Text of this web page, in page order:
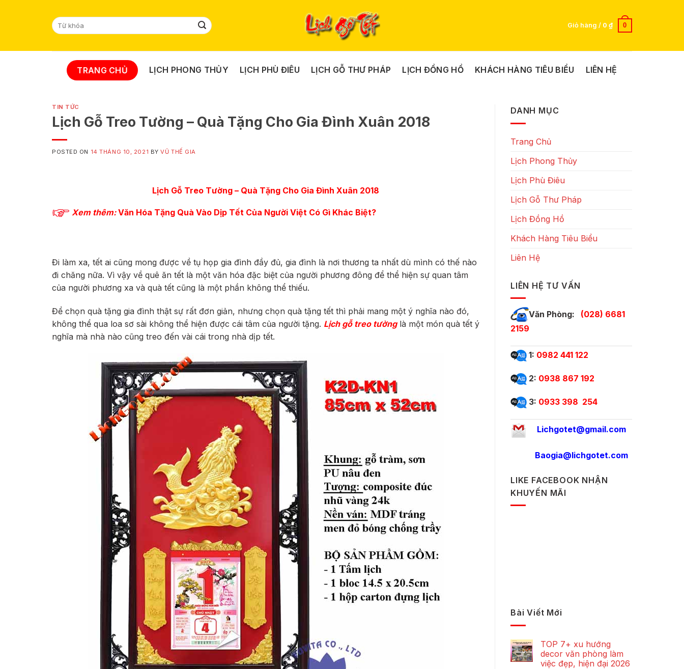
Tìm
kiếm:
Giỏ hàng / 0 ₫ 0
TRANG CHỦ LỊCH PHONG THỦY LỊCH PHÙ ĐIÊU LỊCH GỖ THƯ PHÁP LỊCH ĐỒNG HỒ KHÁCH HÀNG TIÊU BIỂU LIÊN HỆ
TIN TỨC
Lịch Gỗ Treo Tường – Quà Tặng Cho Gia Đình Xuân 2018
POSTED ON 14 THÁNG 10, 2021 BYVŨ THẾ GIA
Lịch Gỗ Treo Tường – Quà Tặng Cho Gia Đình Xuân 2018
Xem thêm:Văn Hóa Tặng Quà Vào Dịp Tết Của Người Việt Có Gì Khác Biệt?
Đi làm xa, tết ai cũng mong được về tụ họp gia đình đầy đủ, gia đình là nơi thương ta nhất dù mình có thế nào
đi chăng nữa. Vì vậy về quê ăn tết là một văn hóa đặc biệt của người phương đông để thể hiện sự quan tâm
của người phương xa và quà tết cũng là một phần không thể thiếu.
Để chọn quà tặng gia đình thật sự rất đơn giản, nhưng chọn quà tặng tết thì phải mang một ý nghĩa nào đó,
không thể qua loa sơ sài không thể hiện được cái tâm của người tặng. Lịch gỗ treo tườnglà một món quà tết ý
nghĩa mà nhà nào cũng treo đến vài cái trong nhà dịp tết.
DANH MỤC
Trang Chủ
Lịch Phong Thủy
Lịch Phù Điêu
Lịch Gỗ Thư Pháp
Lịch Đồng Hồ
Khách Hàng Tiêu Biểu
Liên Hệ
LIÊN HỆ TƯ VẤN
Văn Phòng: (028) 6681
2159
1: 0982 441 122
2: 0938 867 192
3: 0933 398 254
Lichgotet@gmail.com
Baogia@lichgotet.com
LIKE FACEBOOK NHẬN
KHUYẾN MÃI
Bài Viết Mới
TOP 7+ xu hướng
decor văn phòng làm
việc đẹp, hiện đại 2026